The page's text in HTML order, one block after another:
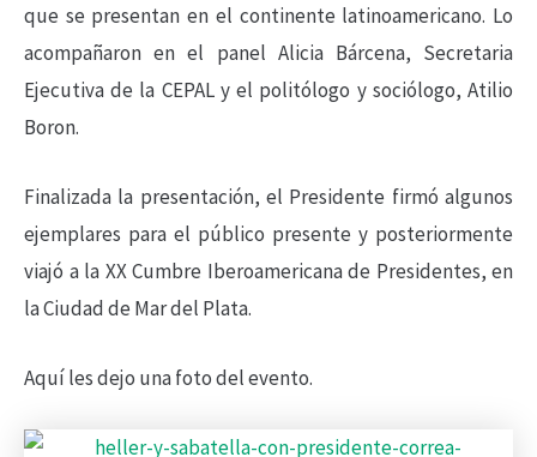
que se presentan en el continente latinoamericano. Lo
acompañaron en el panel Alicia Bárcena, Secretaria
Ejecutiva de la CEPAL y el politólogo y sociólogo, Atilio
Boron.
Finalizada la presentación, el Presidente firmó algunos
ejemplares para el público presente y posteriormente
viajó a la XX Cumbre Iberoamericana de Presidentes, en
la Ciudad de Mar del Plata.
Aquí les dejo una foto del evento.